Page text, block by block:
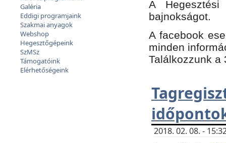
Galéria
Eddigi programjaink
Szakmai anyagok
Webshop
Hegesztőgépeink
SzMSz
Támogatóink
Elérhetőségeink
A
bajnokságot.
A facebook
minden
Találkozzunk a
2018. 02. 08. -